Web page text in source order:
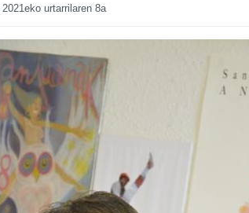
2021eko urtarrilaren 8a